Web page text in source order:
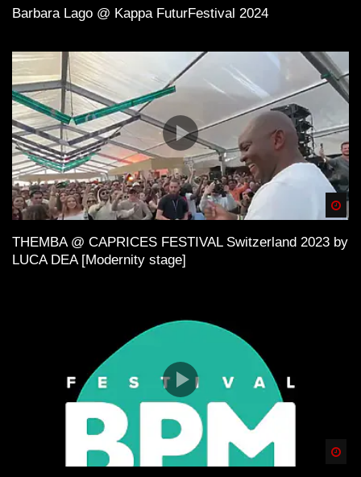
Barbara Lago @ Kappa FuturFestival 2024
THEMBA @ CAPRICES FESTIVAL Switzerland 2023 by
LUCA DEA [Modernity stage]